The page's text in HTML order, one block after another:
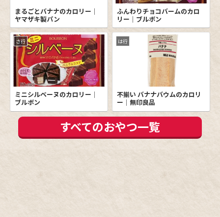
まるごとバナナのカロリー｜
ヤマザキ製パン
ふんわりチョコバームのカロ
リー｜ブルボン
さ行
ミニシルベーヌのカロリー｜
ブルボン
は行
不揃い バナナバウムのカロリ
ー｜無印良品
すべてのおやつ一覧